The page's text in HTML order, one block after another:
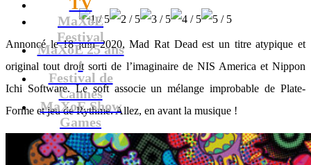
MaXoE
Festival
MaXoE 25 ans
!
Festival de
Cannes
MaXoE Show
Games
Annoncé le 18 juin 2020, Mad Rat Dead est un titre atypique et
original tout droit sorti de l’imaginaire de NIS America et Nippon
Ichi Software. Le soft associe un mélange improbable de Plate-
Forme et jeu de Rythme. Allez, en avant la musique !